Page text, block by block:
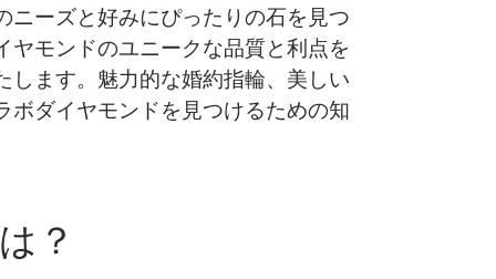
ーズと好みにぴったりの石を見つ
モンドのユニークな品質と利点を
ます。魅力的な婚約指輪、美しい
ダイヤモンドを見つけるための知
？